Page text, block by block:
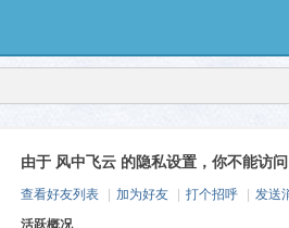
由于 风中飞云 的隐私设置，你不能访
查看好友列表 加为好友 打个招呼
发送
活跃概况